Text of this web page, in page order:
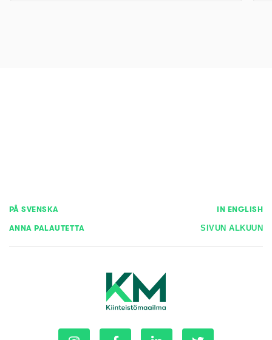
PÅ SVENSKA IN ENGLISH
ANNA PALAUTETTA SIVUN ALKUUN